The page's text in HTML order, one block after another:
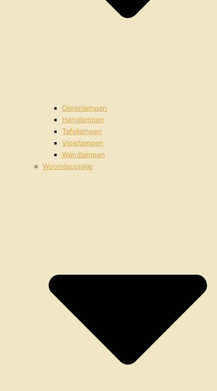
Dierenlampen
Hanglampen
Tafellampen
Vloerlampen
Wandlampen
Woondecoratie